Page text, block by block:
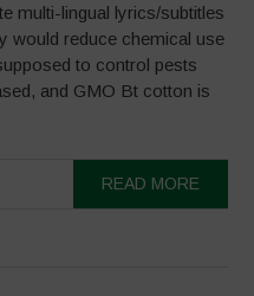
multi-lingual lyrics/subtitles
would reduce chemical use
to control pests
and GMO Bt cotton is
READ MORE